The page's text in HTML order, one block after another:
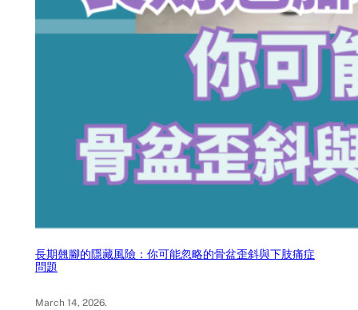
長期翹腳的隱藏風險：你可能忽略的骨盆歪斜與下肢痛症
問題
March 14, 2026.